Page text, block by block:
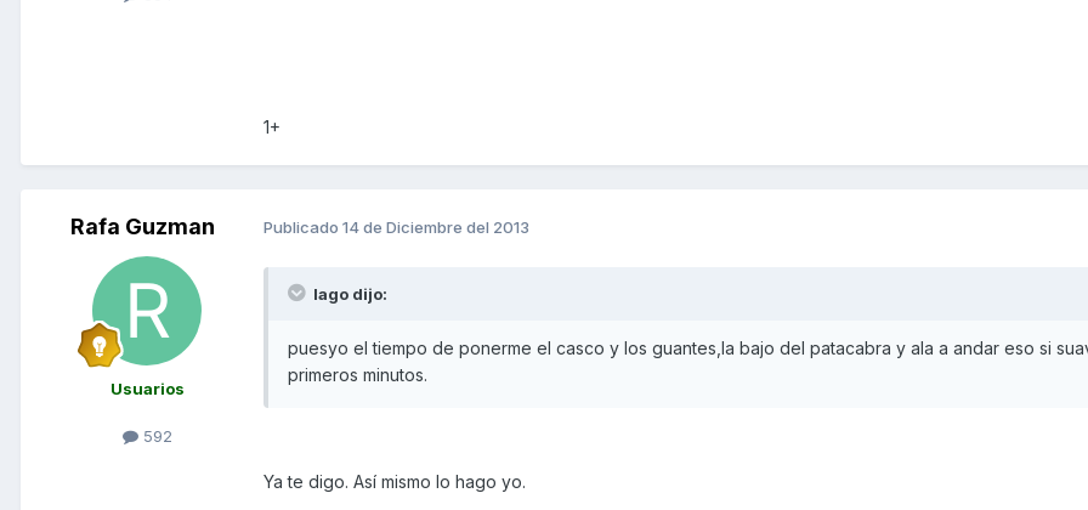
1+
Rafa Guzman
Usuarios
592
Publicado 14 de Diciembre del 2013
lago dijo:
puesyo el tiempo de ponerme el casco y los guantes,la bajo del patacabra y ala a andar eso si
primeros minutos.
Ya te digo. Así mismo lo hago yo.